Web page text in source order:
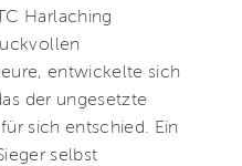
Harlaching
entwickelte sich
der ungesetzte
sich entschied. Ein
selbst